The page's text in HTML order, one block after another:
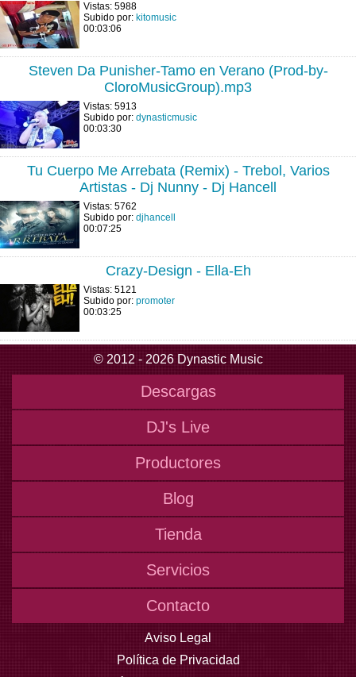
Vistas: 5988
Subido por: kitomusic
00:03:06
Steven Da Punisher-Tamo en Verano (Prod-by-
CloroMusicGroup).mp3
Vistas: 5913
Subido por: dynasticmusic
00:03:30
Tu Cuerpo Me Arrebata (Remix) - Trebol, Varios
Artistas - Dj Nunny - Dj Hancell
Vistas: 5762
Subido por: djhancell
00:07:25
Crazy-Design - Ella-Eh
Vistas: 5121
Subido por: promoter
00:03:25
© 2012 - 2026 Dynastic Music
Descargas
DJ's Live
Productores
Blog
Tienda
Servicios
Contacto
Aviso Legal
Política de Privacidad